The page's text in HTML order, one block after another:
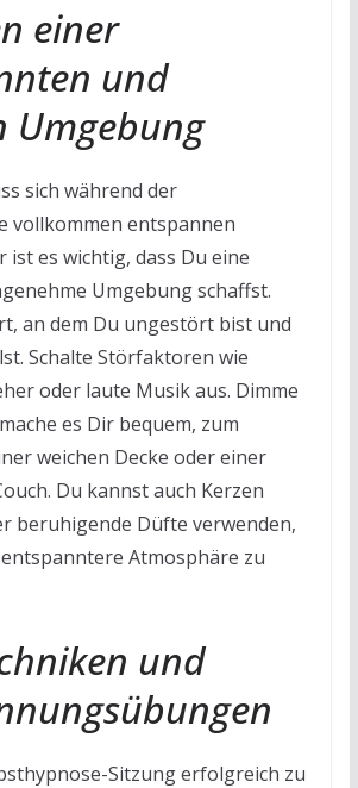
einer
und
Umgebung
sich während der
vollkommen entspannen
ist es wichtig, dass Du eine
Umgebung schaffst.
an dem Du ungestört bist und
Schalte Störfaktoren wie
oder laute Musik aus. Dimme
es Dir bequem, zum
weichen Decke oder einer
Du kannst auch Kerzen
beruhigende Düfte verwenden,
Atmosphäre zu
und
Sitzung erfolgreich zu